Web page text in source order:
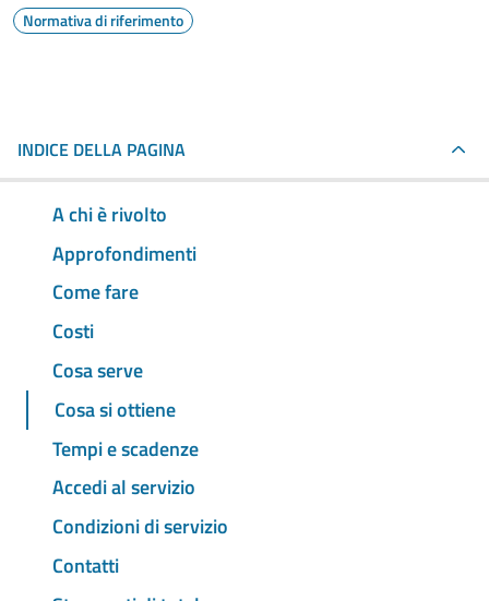
Normativa di riferimento
INDICE DELLA PAGINA
A chi è rivolto
Approfondimenti
Come fare
Costi
Cosa serve
Cosa si ottiene
Tempi e scadenze
Accedi al servizio
Condizioni di servizio
Contatti